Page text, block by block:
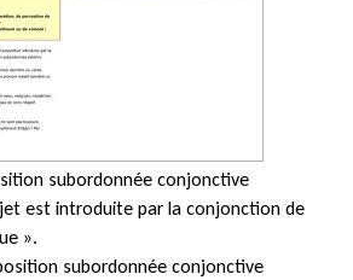
subordonnée conjonctive
est introduite par la conjonction de
».
subordonnée conjonctive